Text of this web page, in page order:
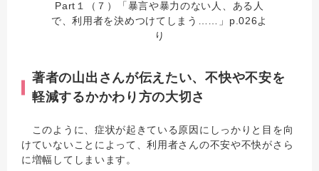
Part１（７）「暴言や暴力のない人、ある人
で、利用者を決めつけてしまう……」p.026よ
り
著者の山出さんが伝えたい、不快や不安を
軽減するかかわり方の大切さ
このように、症状が起きている原因にしっかりと目を向
けていないことによって、利用者さんの不安や不快がさら
に増幅してしまいます。